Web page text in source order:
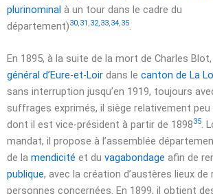
plurinominal à un tour dans le cadre du
département)30,31 ,32,33,34,35
En 1895, à la suite de la mort de Charles
général d’Eure-et-Loir dans le canton de La
sans interruption jusqu’en 1919, toujours
suffrages exprimés, il siège relativement peu
dont il est vice-président à partir de 189835.
mandat, il propose à l’assemblée
de la mendicité et du vagabondage afin de
publique, avec la création d’austères lieux de
personnes concernées. En 1899, il obtient